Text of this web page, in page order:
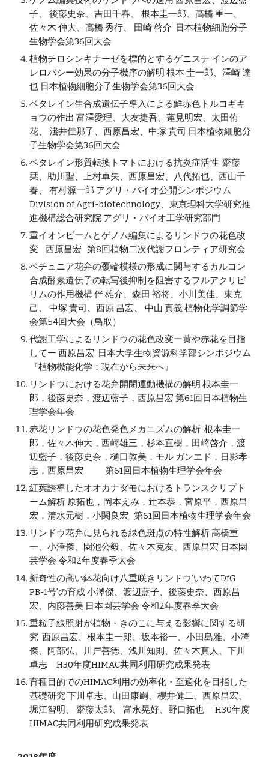
子、 後藤史奈、吉田千春、 根本圭一郎、高橋 重一、
佐々木 伸大、高橋 秀行、 田崎 啓介 日本植物細胞分子
生物学会第36回大会
植物チロシンキナーゼを標的とするゲニステ インのア
レロパシー効果の分子機序の解明 根本 圭一郎、澤崎 達
也 日本植物細胞分子生物学会第36回大会
ベタレイン生合成遺伝子導入による鮮赤色トルコギキ
ョウの作出 富澤愛理、大友捷吾、蓮見明宏、太田侑
花、 淺井佳那子、西原昌宏、中塚 貴司 日本植物細胞分
子生物学会第36回大会
ベタレイン形質転換トマトにおける抗炎症活性 齋藤
栞、助川聖、上村卓矢、西原昌宏、八代拓也、西山千
春、 有村源一郎 アグリ・バイオ公開シンポジウム
Division of Agri-biotechnology、東京理科大学研究推
進機構総合研究院 アグリ・バイオ工学研究部門
重イオンビームとゲノム編集によるリンドウの花色改
変 西原昌宏 第8回植物二次代謝フロンティア研究会
ペチュニア花弁の覆輪模様の形成に関与するカルコン
合成酵素遺伝子の転写後抑制を阻害するフルアクリピ
リムの作用機構 伴 雄介、森田 裕将、小川美佳、東克
己、 中塚 貴司、西原 昌宏、 中山 真義 植物化学調節学
会第54回大会（鳥取）
代謝工学によるリンドウの花色改変ー黄や赤花を目指
してー 西原昌宏 日本大学生物資源科学部シンポジウム
『植物機能化学：現在から未来へ』
リンドウにおける花弁開閉運動機構の解明 根本圭一
郎，後藤史奈，渡辺藍子，西原昌宏 第61回日本植物生
理学会年会
赤花リンドウの花色発色メカニズムの解析 根本圭一
郎，佐々木伸大，西崎雄三，杉本直樹，田崎啓介，渡
辺藍子，後藤史奈，樋口敦美，モル ガンエド，日影孝
志，西原昌宏 第61回日本植物生理学会年会
紅葉誘導したオオカナダモにおけるトランスクリプト
ーム解析 原拓也，岡本えみ，辻本恭，宮原平，西原昌
宏，清水元樹，小関良宏 第61回日本植物生理学会年会
リンドウ花弁に見られる緑色斑点の特性解析 高橋重
一、小澤傑、園池公毅、佐々木克友、西原昌宏 日本園
芸学会 令和2年度春季大会
新奇性の高い鉢花向け八重咲きリンドウ‘いわてDfG
PB-1号’の育成 小澤傑、渡辺藍子、後藤史奈、西原昌
宏、内藤善美 日本園芸学会 令和2年度春季大会
重粒子線照射が植物・きのこに与える影響に関する研
究 西原昌宏、根本圭一郎、坂本裕一、小田島雅、小澤
傑、阿部弘、川戸善徳、浅川知則、佐々木真人、下川
卓志 H30年度HIMAC共同利用研究成果発表
育種目的でのHIMAC利用の効率化・至適化を目指した
基礎研究 下川卓志、山田康嗣、櫻井健二、西原昌宏、
堀江智明、 齋藤太郎、 富永晃好、野口拓也 H30年度
HIMAC共同利用研究成果発表